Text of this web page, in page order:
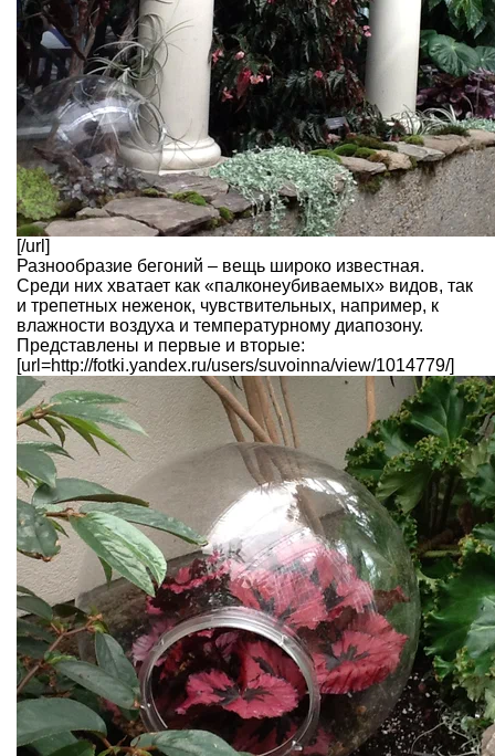
[/url]
Разнообразие бегоний – вещь широко известная.
Среди них хватает как «палконеубиваемых» видов, так
и трепетных неженок, чувствительных, например, к
влажности воздуха и температурному диапозону.
Представлены и первые и вторые:
[url=http://fotki.yandex.ru/users/suvoinna/view/1014779/]